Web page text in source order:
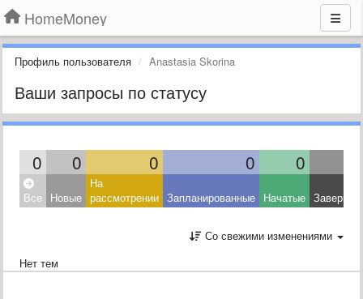
HomeMoney
Профиль пользователя Anastasia Skorina
Ваши запросы по статусу
0 0 0 0 0
Все Новые
На
рассмотрении Запланированные Начатые
Со свежими изменениями
Нет тем